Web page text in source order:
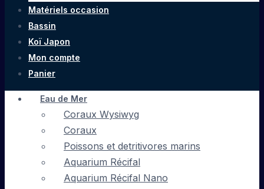
Matériels occasion
Bassin
Koï Japon
Mon compte
Panier
Eau de Mer
Coraux Wysiwyg
Coraux
Poissons et detritivores marins
Aquarium Récifal
Aquarium Récifal Nano